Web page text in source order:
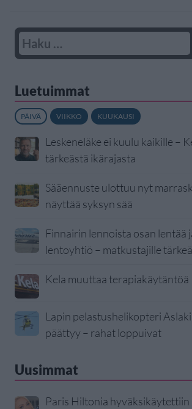
Luetuimmat
PÄIVÄ VIIKKO KUUKAUSI
Leskeneläke ei kuulu kaikille –
tärkeästä ikärajasta
Sääennuste ulottuu nyt
näyttää syksyn sää
Finnairin lennoista osan lentää
lentoyhtiö – matkustajille
Kela muuttaa terapiakäytäntöä
Lapin pelastushelikopteri
päättyy – rahat loppuivat
Uusimmat
Paris Hiltonia